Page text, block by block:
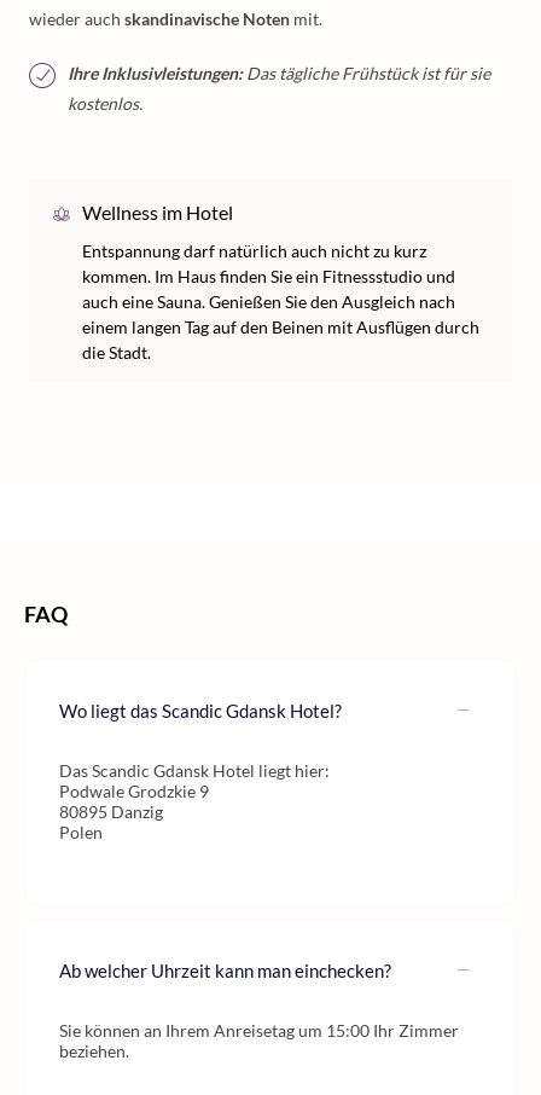
wieder auch skandinavische Noten mit.
Ihre Inklusivleistungen:Das tägliche Frühstück ist für sie
kostenlos.
Wellness im Hotel
Entspannung darf natürlich auch nicht zu kurz
kommen. Im Haus finden Sie ein Fitnessstudio und
auch eine Sauna. Genießen Sie den Ausgleich nach
einem langen Tag auf den Beinen mit Ausflügen durch
die Stadt.
FAQ
Wo liegt das Scandic Gdansk Hotel?
Das Scandic Gdansk Hotel liegt hier:
Podwale Grodzkie 9
80895 Danzig
Polen
Ab welcher Uhrzeit kann man einchecken?
Sie können an Ihrem Anreisetag um 15:00 Ihr Zimmer
beziehen.